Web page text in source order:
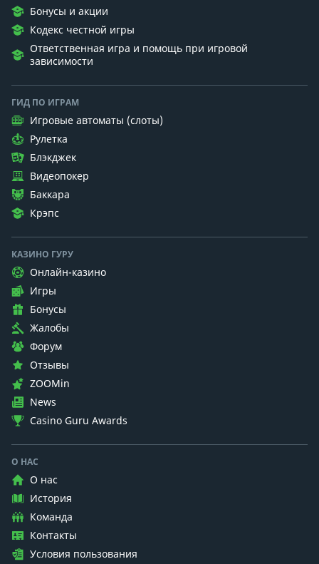
Бонусы и акции
Кодекс честной игры
Ответственная игра и помощь при игровой
зависимости
ГИД ПО ИГРАМ
Игровые автоматы (слоты)
Рулетка
Блэкджек
Видеопокер
Баккара
Крэпс
КАЗИНО ГУРУ
Онлайн-казино
Игры
Бонусы
Жалобы
Форум
Отзывы
ZOOMin
News
Casino Guru Awards
О НАС
О нас
История
Команда
Контакты
Условия пользования